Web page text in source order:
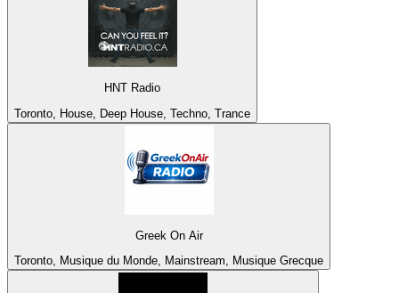
HNT Radio
Toronto, House, Deep House, Techno, Trance
Greek On Air
Toronto, Musique du Monde, Mainstream, Musique Grecque